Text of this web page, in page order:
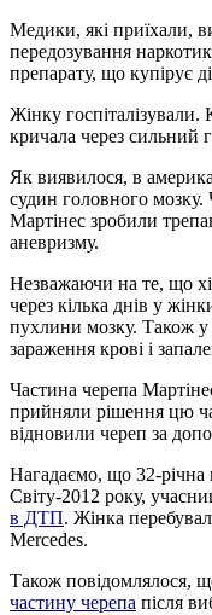
Медики, які приїхали,
передозування
препарату, що купірує
Жінку госпіталізували.
кричала через сильний
Як виявилося, в
судин головного мозку.
Мартінес зробили
аневризму.
Незважаючи на те, що
через кілька днів у
пухлини мозку. Також у
зараження крові і
Частина черепа
прийняли рішення цю
відновили череп за
Нагадаємо, що 32-річна
Світу-2012 року,
в ДТП. Жінка
Mercedes.
Також повідомлялося,
частину черепа після